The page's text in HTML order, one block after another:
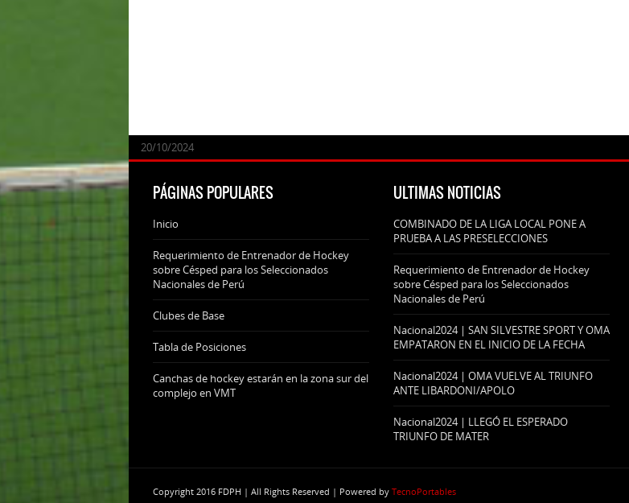
24/09/2025
07/11/2024
20/10/2024
20/10/2024
PÁGINAS POPULARES
Inicio
Requerimiento de Entrenador de Hockey
sobre Césped para los Seleccionados
Nacionales de Perú
Clubes de Base
Tabla de Posiciones
Canchas de hockey estarán en la zona sur del
complejo en VMT
ULTIMAS NOTICIAS
COMBINADO DE LA LIGA LOCAL PONE A
PRUEBA A LAS PRESELECCIONES
Requerimiento de Entrenador de Hockey
sobre Césped para los Seleccionados
Nacionales de Perú
Nacional2024 | SAN SILVESTRE SPORT Y OMA
EMPATARON EN EL INICIO DE LA FECHA
Nacional2024 | OMA VUELVE AL TRIUNFO
ANTE LIBARDONI/APOLO
Nacional2024 | LLEGÓ EL ESPERADO
TRIUNFO DE MATER
Copyright 2016 FDPH | All Rights Reserved | Powered by TecnoPortables